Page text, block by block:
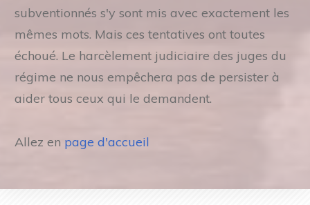
subventionnés s'y sont mis avec exactement les
mêmes mots. Mais ces tentatives ont toutes
échoué. Le harcèlement judiciaire des juges du
régime ne nous empêchera pas de persister à
aider tous ceux qui le demandent.
Allez en page d'accueil